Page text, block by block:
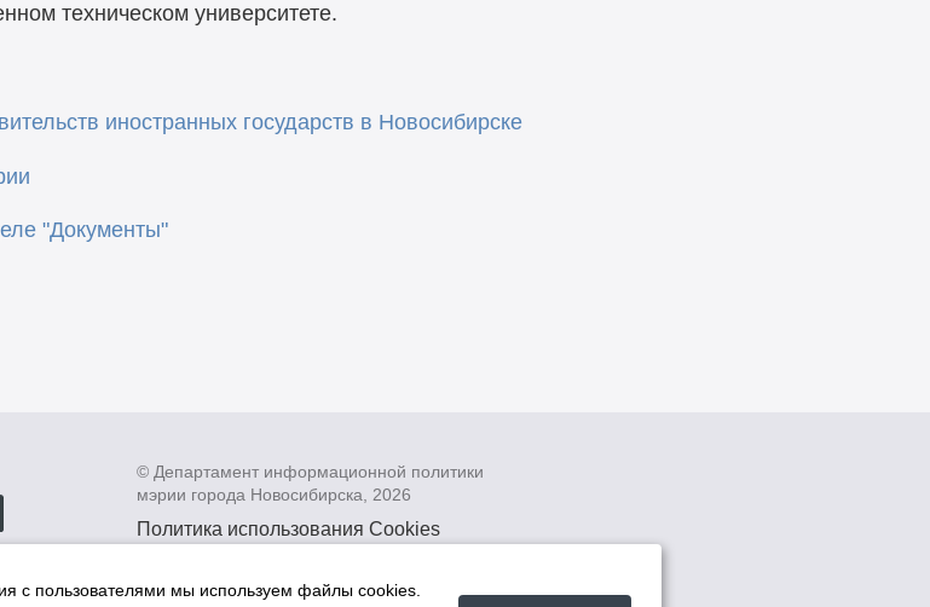
техническом университете.
иностранных государств в Новосибирске
"Документы"
© Департамент информационной политики
мэрии города Новосибирска, 2026
Политика использования Cookies
данных в информационных системах
с пользователями мы используем файлы cookies.